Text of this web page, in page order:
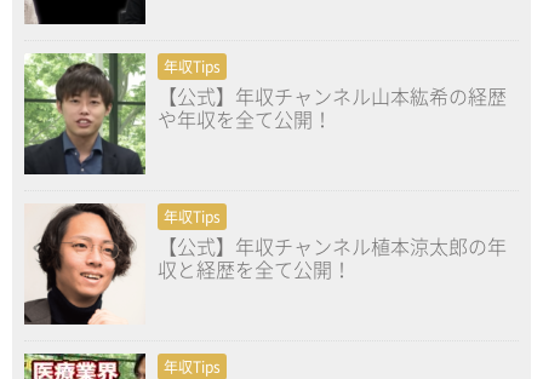
年収Tips
【公式】年収チャンネル山本紘希の経歴
や年収を全て公開！
年収Tips
【公式】年収チャンネル植本涼太郎の年
収と経歴を全て公開！
年収Tips